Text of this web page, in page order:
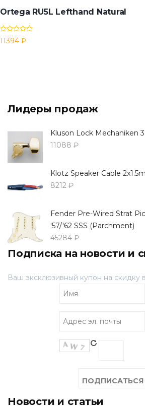
Ortega RU5L Lefthand Natural
11394 ₽
Лидеры продаж
Kluson Lock Mechaniken
11088 ₽
Klotz Speaker Cable
8212 ₽
Fender Pre-Wired Strat
'57/'62 SSS (Parchment)
45284 ₽
Подписка на новости и
Ваш эксклюзивный купон на скидку
Новости и статьи